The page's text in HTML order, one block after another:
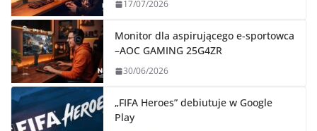
17/07/2026
Monitor dla aspirującego e-sportowca
–AOC GAMING 25G4ZR
30/06/2026
„FIFA Heroes” debiutuje w Google
Play